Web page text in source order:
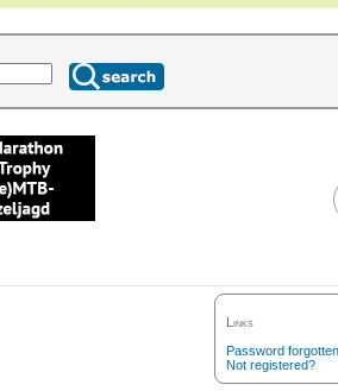
Links
Password
Not registered?